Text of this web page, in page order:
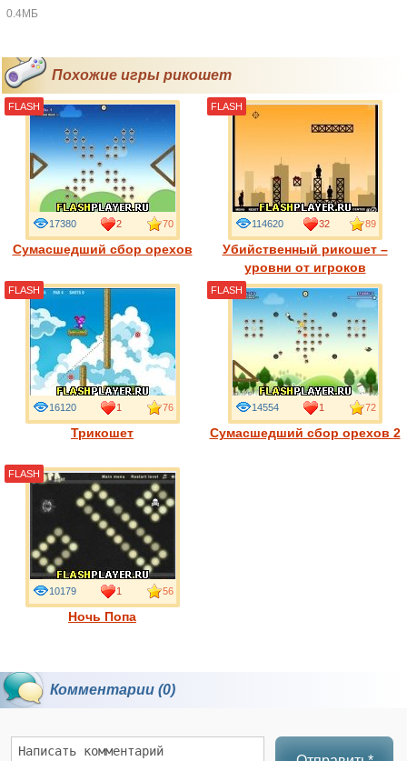
0.4МБ
Похожие игры рикошет
Сумасшедший сбор орехов
17380 2 70
FLASH
Убийственный рикошет –
уровни от игроков
114620 32 89
FLASH
Трикошет
16120 1 76
FLASH
Сумасшедший сбор орехов 2
14554 1 72
FLASH
Ночь Попа
10179 1 56
FLASH
Комментарии (0)